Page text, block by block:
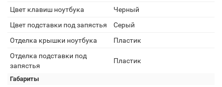
Цвет клавиш ноутбука
Черный
Цвет подставки под запястья
Серый
Отделка крышки ноутбука
Пластик
Отделка подставки под
запястья
Пластик
Габариты